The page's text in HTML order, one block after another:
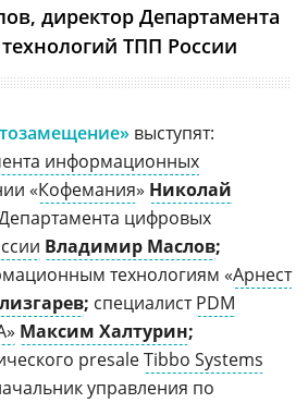
директор Департамента
ТПП России
выступят:
информационных
«Кофемания» Николай
цифровых
Владимир Маслов;
технологиям «Арнест
; специалистPDM
Максим Халтурин;
presaleTibbo Systems
управления по